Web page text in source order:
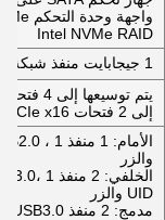
Intel NVMe RAID
1 جيجابايت منفذ شبكة RJ45 مزدوج على اللوحة الأم
إلى 2 فتحات PCIe x16 القياسية
والزر
UID والزر
مدمج: 2 منفذ USB3.0